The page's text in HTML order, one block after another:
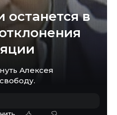
останется в
Алексея